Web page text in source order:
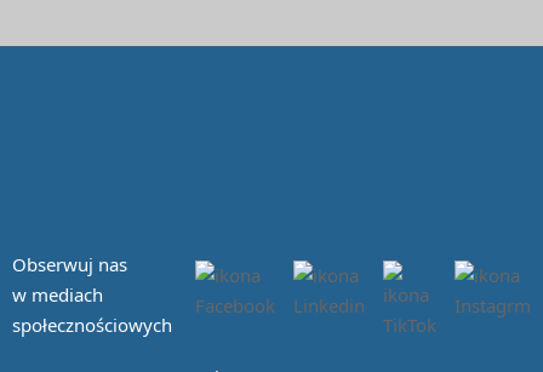
Obserwuj nas
w mediach
społecznościowych